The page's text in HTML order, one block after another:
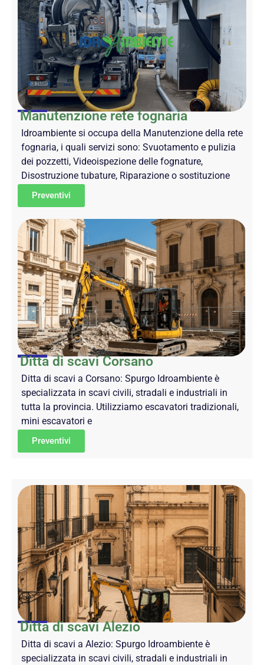
Manutenzione rete fognaria
Idroambiente si occupa della Manutenzione della rete
fognaria, i quali servizi sono: Svuotamento e pulizia
dei pozzetti, Videoispezione delle fognature,
Disostruzione tubature, Riparazione o sostituzione
Preventivi
Ditta di scavi Corsano
Ditta di scavi a Corsano: Spurgo Idroambiente è
specializzata in scavi civili, stradali e industriali in
tutta la provincia. Utilizziamo escavatori tradizionali,
mini escavatori e
Preventivi
Ditta di scavi Alezio
Ditta di scavi a Alezio: Spurgo Idroambiente è
specializzata in scavi civili, stradali e industriali in